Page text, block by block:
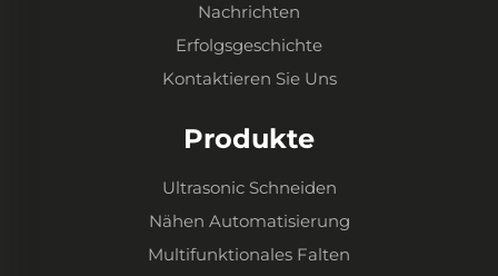
Nachrichten
Erfolgsgeschichte
Kontaktieren Sie Uns
Produkte
Ultrasonic Schneiden
Nähen Automatisierung
Multifunktionales Falten